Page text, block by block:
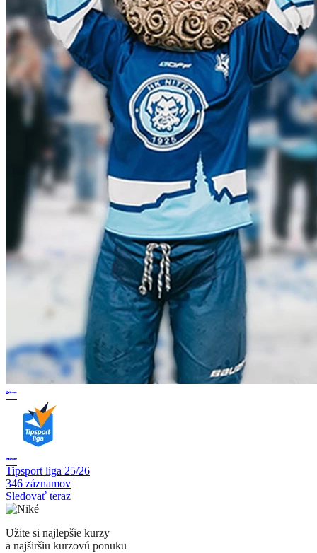
Tipsport liga 25/26
346 záznamov
Sledovať teraz
Užite si najlepšie kurzy
a najširšiu kurzovú ponuku